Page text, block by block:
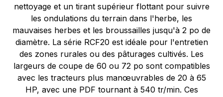
nettoyage et un tirant supérieur flottant pour suivre
les ondulations du terrain dans l'herbe, les
mauvaises herbes et les broussailles jusqu'à 2 po de
diamètre. La série RCF20 est idéale pour l'entretien
des zones rurales ou des pâturages cultivés. Les
largeurs de coupe de 60 ou 72 po sont compatibles
avec les tracteurs plus manœuvrables de 20 à 65
HP, avec une PDF tournant à 540 tr/min. Ces